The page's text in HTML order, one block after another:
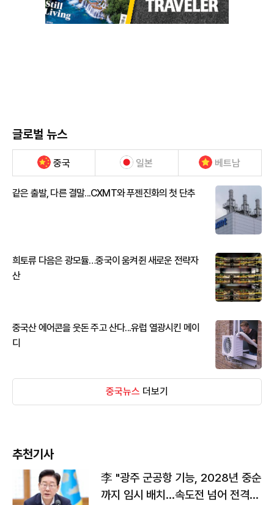
글로벌 뉴스
중국 일본 베트남
같은 출발, 다른 결말...CXMT와 푸젠진화의 첫 단추
희토류 다음은 광모듈…중국이 움켜쥔 새로운 전략자
산
중국산 에어콘을 웃돈 주고 산다...유럽 열광시킨 메이
디
중국뉴스 더보기
추천기사
李 "광주 군공항 기능, 2028년 중순
까지 임시 배치…속도전 넘어 전격